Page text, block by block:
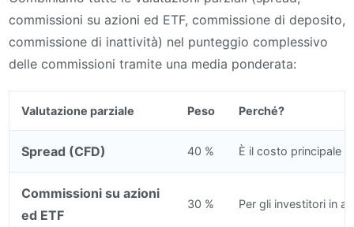
commissioni su azioni ed ETF, commissione di deposito,
commissione di inattività) nel punteggio complessivo
delle commissioni tramite una media ponderata:
Valutazione parziale Peso Perché?
Spread (CFD) 40 % È il costo principale
Commissioni su azioni
ed ETF
30 % Per gli investitori in